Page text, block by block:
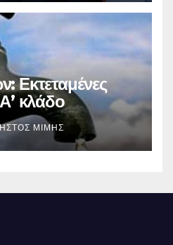
Εκτεταμένες
κλάδο
περιοχές
Πέμπτη
ΜΊΜΗΣ